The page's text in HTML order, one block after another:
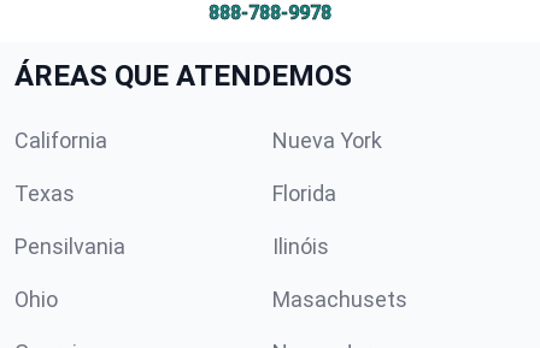
888-788-9978
ÁREAS QUE ATENDEMOS
California Nueva York
Texas Florida
Pensilvania Ilinóis
Ohio Masachusets